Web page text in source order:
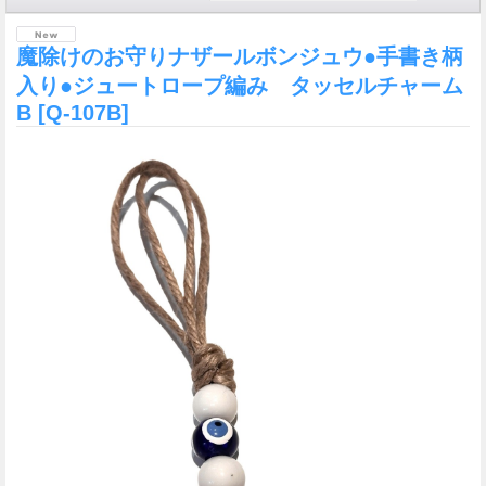
魔除けのお守りナザールボンジュウ●手書き柄
入り●ジュートロープ編み タッセルチャーム
B [Q-107B]